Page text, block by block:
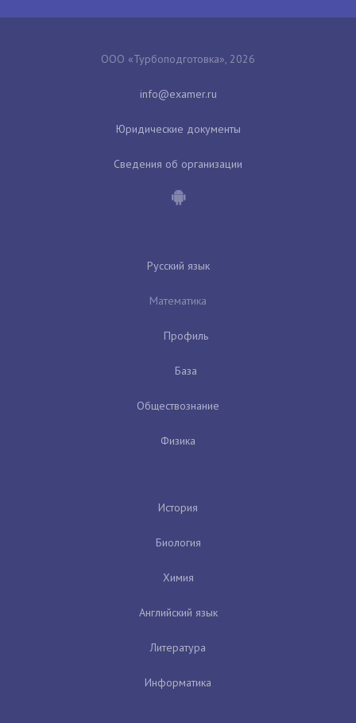
ООО «Турбоподготовка», 2026
Юридические документы
Сведения об организации
Русский язык
Математика
Профиль
База
Обществознание
Физика
История
Биология
Химия
Английский язык
Литература
Информатика